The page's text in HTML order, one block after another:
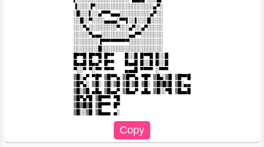
▐░░░░▐▀░░░░░░░░░░░░░░░░░░░▄▀░
░█░░░▌░░▄▀▀▀▄▄▄░░░░░░░░░░▄▀░░
░░█░░▀░░░░▄▄▄▄░▀▀▌░░▌░░░█░░░░
░░░▀▄░░░░░░░░░▀░░░▄▀░░▄▀░░░░░
░░░░░▀▄▄▄░░░░░░░░░▄▄▀▀░░░░░░░
░░░░░░░░▐▀▀▀▀▀▀▀▀▀░░░░░░░░░░░
░░░░░░░░█░░░░░░░░░░░░░░░░░░░░
█▀▀█ █▀▀█ █▀▀ 　 █░░█ █▀▀█ █░░█
█▄▄█ █▄▄▀ █▀▀ 　 █▄▄█ █░░█ █░░█
▀░░▀ ▀░▀▀ ▀▀▀ 　 ▄▄▄█ ▀▀▀▀ ░▀▀▀
▒█░▄▀ ▀█▀ ▒█▀▀▄ ▒█▀▀▄ ▀█▀ ▒█▄░▒█ ▒█▀▀█
▒█▀▄░ ▒█░ ▒█░▒█ ▒█░▒█ ▒█░ ▒█▒█▒█ ▒█░▄▄
▒█░▒█ ▄█▄ ▒█▄▄▀ ▒█▄▄▀ ▄█▄ ▒█░░▀█ ▒█▄▄█
▒█▀▄▀█ ▒█▀▀▀ ▀█
▒█▒█▒█ ▒█▀▀▀ █▀